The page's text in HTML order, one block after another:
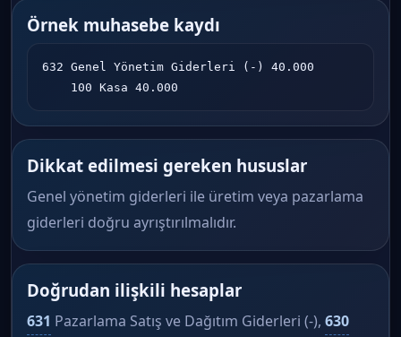
Örnek muhasebe kaydı
632 Genel Yönetim Giderleri (-) 40.000
    100 Kasa 40.000
Dikkat edilmesi gereken hususlar
Genel yönetim giderleri ile üretim veya pazarlama
giderleri doğru ayrıştırılmalıdır.
Doğrudan ilişkili hesaplar
631 Pazarlama Satış ve Dağıtım Giderleri (-), 630